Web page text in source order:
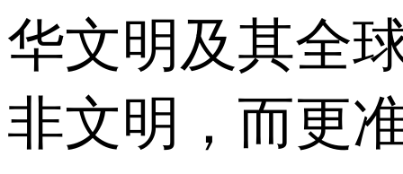
华文明及其全
非文明，而更